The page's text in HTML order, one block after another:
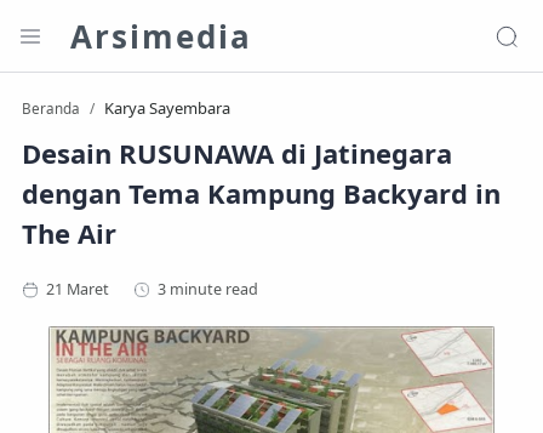
Arsimedia
Beranda Karya Sayembara
Desain RUSUNAWA di Jatinegara
dengan Tema Kampung Backyard in
The Air
3 minute read